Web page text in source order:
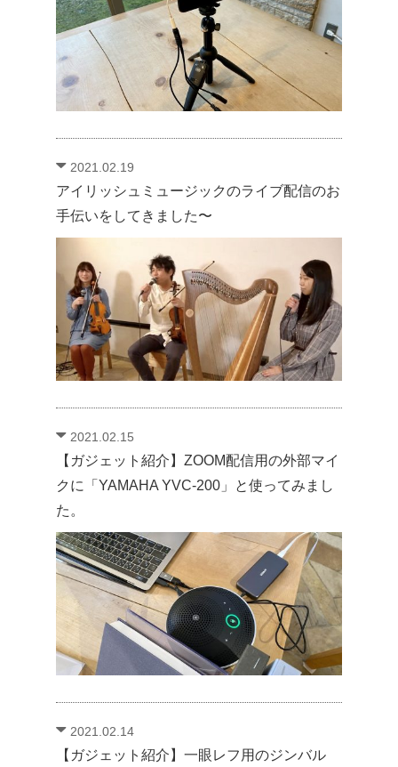
2021.02.19
アイリッシュミュージックのライブ配信のお
手伝いをしてきました〜
2021.02.15
【ガジェット紹介】ZOOM配信用の外部マイ
クに「YAMAHA YVC-200」と使ってみまし
た。
2021.02.14
【ガジェット紹介】一眼レフ用のジンバル